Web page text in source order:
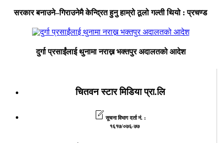
सरकार बनाउने–गिराउनेमै केन्द्रित हुनु हाम्रो ठूलो गल्ती थियो : प्रचण्ड
दुर्गा प्रसाईंलाई थुनामा नराख्न भक्तपुर अदालतको आदेश
चितवन स्टार मिडिया प्रा.लि
सूचना विभाग दर्ता नं. :
१६१७/०७६-७७